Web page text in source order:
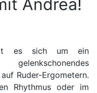
Andrea!
es sich um ein
Ruder-Ergometern.
Rhythmus oder im